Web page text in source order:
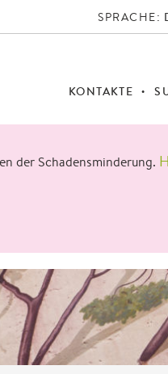
SPRACHE:
KONTAKTE
der Schadensminderung.